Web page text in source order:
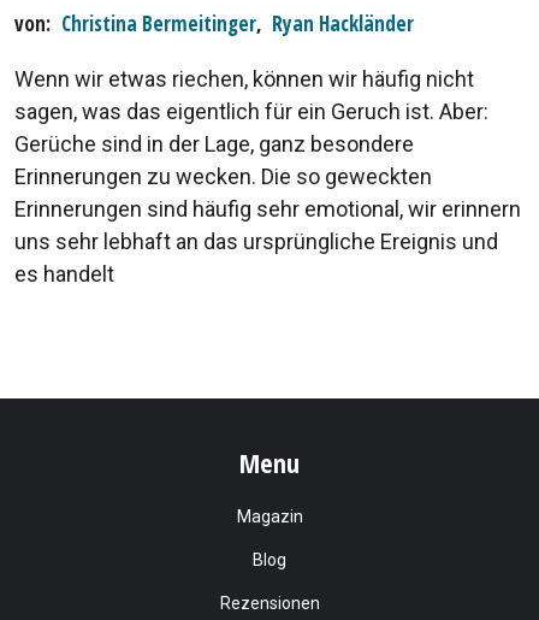
von Christina Bermeitinger, Ryan Hackländer
Wenn wir etwas riechen, können wir häufig nicht
sagen, was das eigentlich für ein Geruch ist. Aber:
Gerüche sind in der Lage, ganz besondere
Erinnerungen zu wecken. Die so geweckten
Erinnerungen sind häufig sehr emotional, wir erinnern
uns sehr lebhaft an das ursprüngliche Ereignis und
es handelt
Menu
Magazin
Blog
Rezensionen